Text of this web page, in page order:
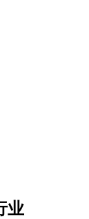
业